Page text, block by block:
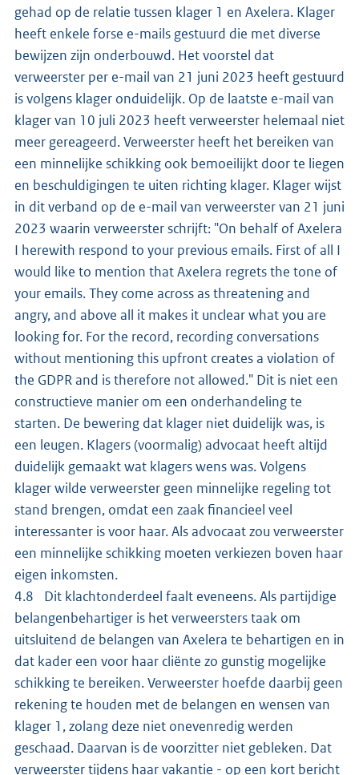
gehad op de relatie tussen klager 1 en Axelera. Klager
heeft enkele forse e-mails gestuurd die met diverse
bewijzen zijn onderbouwd. Het voorstel dat
verweerster per e-mail van 21 juni 2023 heeft gestuurd
is volgens klager onduidelijk. Op de laatste e-mail van
klager van 10 juli 2023 heeft verweerster helemaal niet
meer gereageerd. Verweerster heeft het bereiken van
een minnelijke schikking ook bemoeilijkt door te liegen
en beschuldigingen te uiten richting klager. Klager wijst
in dit verband op de e-mail van verweerster van 21 juni
2023 waarin verweerster schrijft: "On behalf of Axelera
I herewith respond to your previous emails. First of all I
would like to mention that Axelera regrets the tone of
your emails. They come across as threatening and
angry, and above all it makes it unclear what you are
looking for. For the record, recording conversations
without mentioning this upfront creates a violation of
the GDPR and is therefore not allowed." Dit is niet een
constructieve manier om een onderhandeling te
starten. De bewering dat klager niet duidelijk was, is
een leugen. Klagers (voormalig) advocaat heeft altijd
duidelijk gemaakt wat klagers wens was. Volgens
klager wilde verweerster geen minnelijke regeling tot
stand brengen, omdat een zaak financieel veel
interessanter is voor haar. Als advocaat zou verweerster
een minnelijke schikking moeten verkiezen boven haar
eigen inkomsten.
4.8 Dit klachtonderdeel faalt eveneens. Als partijdige
belangenbehartiger is het verweersters taak om
uitsluitend de belangen van Axelera te behartigen en in
dat kader een voor haar cliënte zo gunstig mogelijke
schikking te bereiken. Verweerster hoefde daarbij geen
rekening te houden met de belangen en wensen van
klager 1, zolang deze niet onevenredig werden
geschaad. Daarvan is de voorzitter niet gebleken. Dat
verweerster tijdens haar vakantie - op een kort bericht